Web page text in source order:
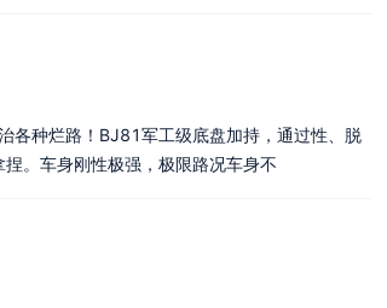
各种烂路！BJ81军工级底盘加持，通过性、脱
。车身刚性极强，极限路况车身不